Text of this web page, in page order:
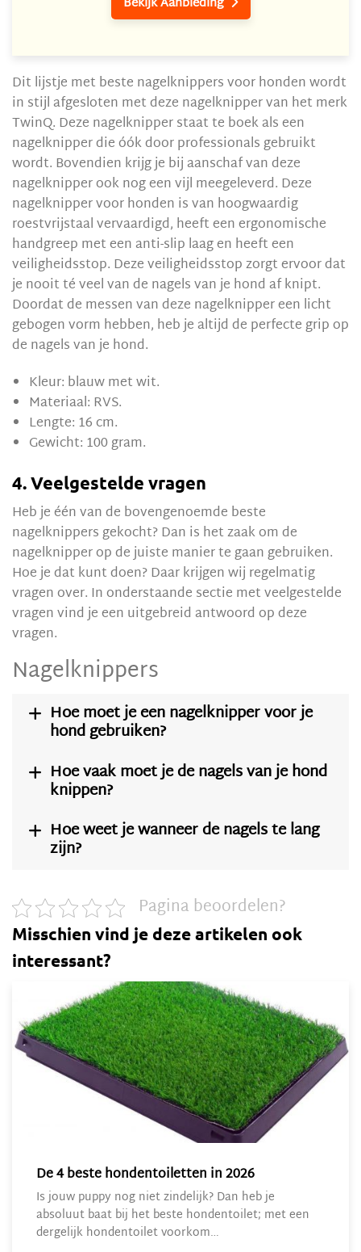
Dit lijstje met beste nagelknippers voor honden wordt
in stijl afgesloten met deze nagelknipper van het merk
TwinQ. Deze nagelknipper staat te boek als een
nagelknipper die óók door professionals gebruikt
wordt. Bovendien krijg je bij aanschaf van deze
nagelknipper ook nog een vijl meegeleverd. Deze
nagelknipper voor honden is van hoogwaardig
roestvrijstaal vervaardigd, heeft een ergonomische
handgreep met een anti-slip laag en heeft een
veiligheidsstop. Deze veiligheidsstop zorgt ervoor dat
je nooit té veel van de nagels van je hond af knipt.
Doordat de messen van deze nagelknipper een licht
gebogen vorm hebben, heb je altijd de perfecte grip op
de nagels van je hond.
Kleur: blauw met wit.
Materiaal: RVS.
Lengte: 16 cm.
Gewicht: 100 gram.
4. Veelgestelde vragen
Heb je één van de bovengenoemde beste
nagelknippers gekocht? Dan is het zaak om de
nagelknipper op de juiste manier te gaan gebruiken.
Hoe je dat kunt doen? Daar krijgen wij regelmatig
vragen over. In onderstaande sectie met veelgestelde
vragen vind je een uitgebreid antwoord op deze
vragen.
Nagelknippers
 Hoe moet je een nagelknipper voor je
hond gebruiken?
 Hoe vaak moet je de nagels van je hond
knippen?
 Hoe weet je wanneer de nagels te lang
zijn?
Pagina beoordelen?
Misschien vind je deze artikelen ook
interessant?
De 4 beste hondentoiletten in 2026
Is jouw puppy nog niet zindelijk? Dan heb je
absoluut baat bij het beste hondentoilet; met een
dergelijk hondentoilet voorkom…